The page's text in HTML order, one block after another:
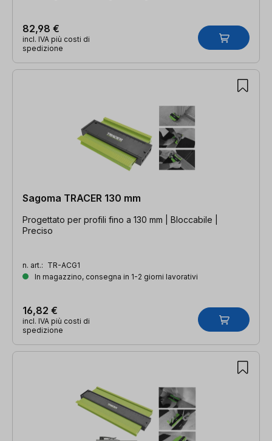
82,98 €
incl. IVA più costi di
spedizione
Sagoma TRACER 130 mm
Progettato per profili fino a 130 mm | Bloccabile |
Preciso
n. art.: TR-ACG1
In magazzino, consegna in 1-2 giorni lavorativi
16,82 €
incl. IVA più costi di
spedizione